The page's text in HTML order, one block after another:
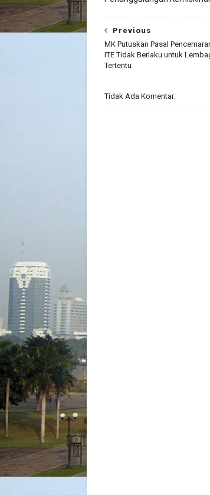
Previous
MK Putuskan Pasal
ITE Tidak Berlaku untuk
Tertentu
Tidak Ada Komentar: